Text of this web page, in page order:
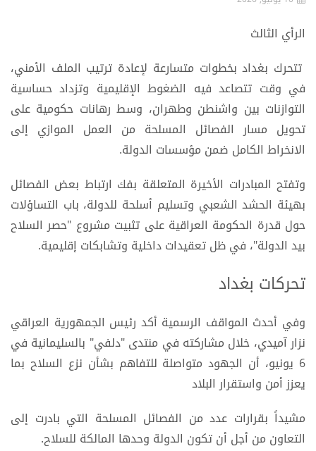
الرأي الثالث
تتحرك بغداد بخطوات متسارعة لإعادة ترتيب الملف الأمني،
في وقت تتصاعد فيه الضغوط الإقليمية وتزداد حساسية
التوازنات بين واشنطن وطهران، وسط رهانات حكومية على
تحويل مسار الفصائل المسلحة من العمل الموازي إلى
الانخراط الكامل ضمن مؤسسات الدولة.
وتفتح المبادرات الأخيرة المتعلقة بفك ارتباط بعض الفصائل
بهيئة الحشد الشعبي وتسليم أسلحة للدولة، باب التساؤلات
حول قدرة الحكومة العراقية على تثبيت مشروع "حصر السلاح
بيد الدولة"، في ظل تعقيدات داخلية وتشابكات إقليمية.
تحركات بغداد
وفي أحدث المواقف الرسمية أكد رئيس الجمهورية العراقي
نزار آميدي، خلال مشاركته في منتدى "دلفي" بالسليمانية في
6 يونيو، أن الجهود متواصلة للتفاهم بشأن نزع السلاح بما
يعزز أمن واستقرار البلاد
مشيداً بقرارات عدد من الفصائل المسلحة التي بادرت إلى
التعاون من أجل أن تكون الدولة وحدها المالكة للسلاح.